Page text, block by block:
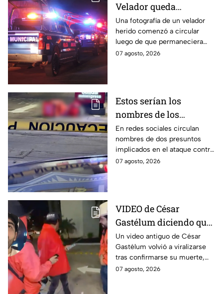
Velador queda
gravemente herido tras
ataque con arma
blanca en
Aguascalientes
Una fotografía de un velador
herido comenzó a circular
luego de que permaneciera
varias horas hospitalizado tras
07 agosto, 2026
Estos serían los
nombres de los
presuntos implicados
en ataque contra César
Gastélum en Culiacán
En redes sociales circulan
nombres de dos presuntos
implicados en el ataque contra
el creador de contenido César
07 agosto, 2026
VIDEO de César
Gastélum diciendo que
‘todo fue una broma’
confunde a usuarios
tras su muerte
Un video antiguo de César
Gastélum volvió a viralizarse
tras confirmarse su muerte,
provocando dudas entre
07 agosto, 2026